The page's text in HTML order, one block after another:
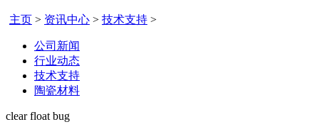
主页 > 资讯中心 > 技术支持 >
公司新闻
行业动态
技术支持
陶瓷材料
clear float bug